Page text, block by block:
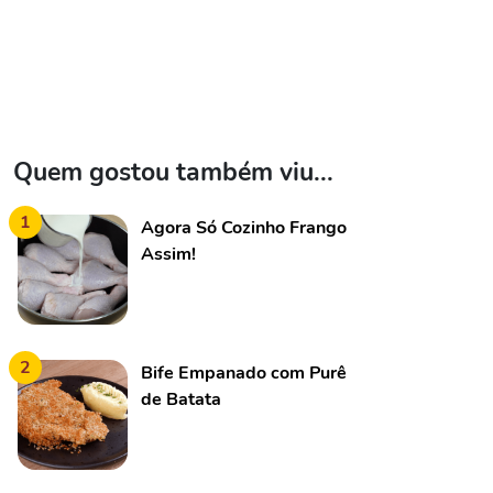
Quem gostou também viu...
1
Agora Só Cozinho Frango
Assim!
2
Bife Empanado com Purê
de Batata